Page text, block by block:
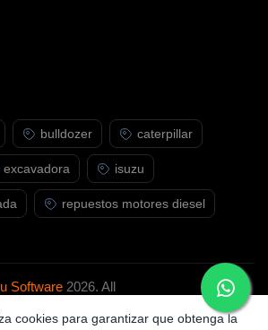
bulldozer caterpillar
excavadora isuzu
repuestos motores diesel
Software 2026. All
cookies para garantizar que obtenga la